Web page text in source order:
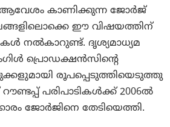
ആവേശം കാണിക്കുന്ന ജോര്‍ജ്
ഈ വിഷയത്തിന്
നല്‍കാറുണ്ട്. ദൃശ്യമാധ്യമ
പ്രൊഡക്ഷന്‍സിന്റെ
രൂപപ്പെടുത്തിയെടുത്തു
പരിപാടികള്‍ക്ക് 2006ല്‍
ജോര്‍ജിനെ തേടിയെത്തി.